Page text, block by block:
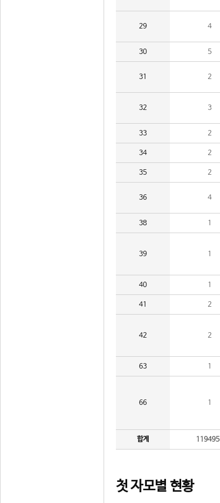
29 4
30 5
31 2
32 3
33 2
34 2
35 2
36 4
38 1
39 1
40 1
41 2
42 2
63 1
66 1
합계
첫 자모별 현황